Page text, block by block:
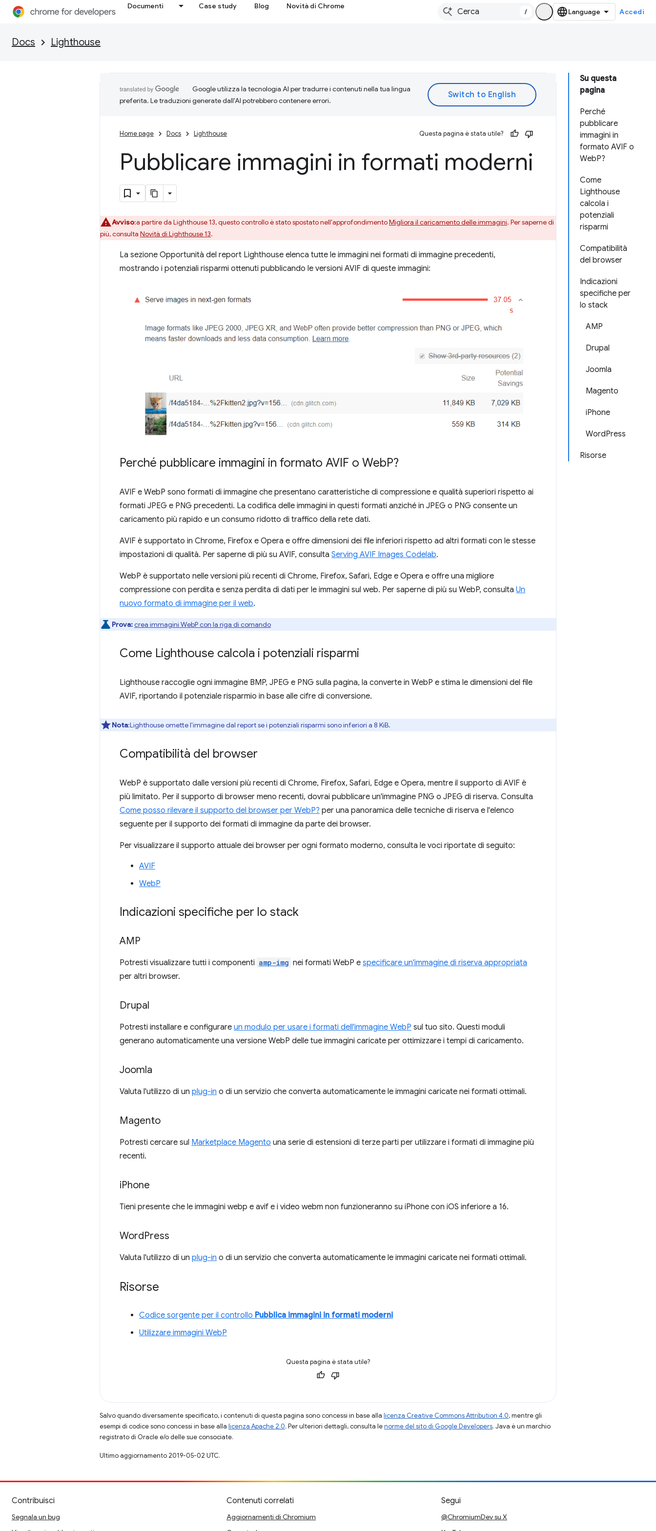
Documenti Case study Blog Novità di Chrome
/ Accedi
Docs Lighthouse
Su questa
pagina
Perché
pubblicare
immagini in
formato AVIF o
WebP?
Come
Lighthouse
calcola i
potenziali
risparmi
Compatibilità
del browser
Indicazioni
specifiche per
lo stack
AMP
Drupal
Joomla
Magento
iPhone
WordPress
Risorse
Google utilizza la tecnologia AI per tradurre i contenuti nella tua lingua
preferita. Le traduzioni generate dall'AI potrebbero contenere errori.
Home page Docs Lighthouse Questa pagina è stata utile?
Pubblicare immagini in formati moderni
Avviso:a partire da Lighthouse 13, questo controllo è stato spostato nell'approfondimentoMigliora il caricamento delle immagini. Per saperne di
più, consulta Novità di Lighthouse 13.
La sezione Opportunità del report Lighthouse elenca tutte le immagini nei formati di immagine precedenti,
mostrando i potenziali risparmi ottenuti pubblicando le versioni AVIF di queste immagini:
Perché pubblicare immagini in formato AVIF o WebP?
AVIF e WebP sono formati di immagine che presentano caratteristiche di compressione e qualità superiori rispetto ai
formati JPEG e PNG precedenti. La codifica delle immagini in questi formati anziché in JPEG o PNG consente un
caricamento più rapido e un consumo ridotto di traffico della rete dati.
AVIF è supportato in Chrome, Firefox e Opera e offre dimensioni dei file inferiori rispetto ad altri formati con le stesse
impostazioni di qualità. Per saperne di più su AVIF, consulta Serving AVIF Images Codelab.
WebP è supportato nelle versioni più recenti di Chrome, Firefox, Safari, Edge e Opera e offre una migliore
compressione con perdita e senza perdita di dati per le immagini sul web. Per saperne di più su WebP, consulta Un
nuovo formato di immagine per il web.
Prova:crea immagini WebP con la riga di comando
Come Lighthouse calcola i potenziali risparmi
Lighthouse raccoglie ogni immagine BMP, JPEG e PNG sulla pagina, la converte in WebP e stima le dimensioni del file
AVIF, riportando il potenziale risparmio in base alle cifre di conversione.
Nota:Lighthouse omette l'immagine dal report se i potenziali risparmi sono inferiori a 8 KiB.
Compatibilità del browser
WebP è supportato dalle versioni più recenti di Chrome, Firefox, Safari, Edge e Opera, mentre il supporto di AVIF è
più limitato. Per il supporto di browser meno recenti, dovrai pubblicare un'immagine PNG o JPEG di riserva. Consulta
Come posso rilevare il supporto del browser per WebP? per una panoramica delle tecniche di riserva e l'elenco
seguente per il supporto dei formati di immagine da parte dei browser.
Per visualizzare il supporto attuale dei browser per ogni formato moderno, consulta le voci riportate di seguito:
AVIF
WebP
Indicazioni specifiche per lo stack
AMP
Potresti visualizzare tutti i componenti amp-img nei formati WebP e specificare un'immagine di riserva appropriata
per altri browser.
Drupal
Potresti installare e configurare un modulo per usare i formati dell'immagine WebP sul tuo sito. Questi moduli
generano automaticamente una versione WebP delle tue immagini caricate per ottimizzare i tempi di caricamento.
Joomla
Valuta l'utilizzo di un plug-in o di un servizio che converta automaticamente le immagini caricate nei formati ottimali.
Magento
Potresti cercare sul Marketplace Magento una serie di estensioni di terze parti per utilizzare i formati di immagine più
recenti.
iPhone
Tieni presente che le immagini webp e avif e i video webm non funzioneranno su iPhone con iOS inferiore a 16.
WordPress
Valuta l'utilizzo di un plug-in o di un servizio che converta automaticamente le immagini caricate nei formati ottimali.
Risorse
Codice sorgente per il controllo Pubblica immagini in formati moderni
Utilizzare immagini WebP
Questa pagina è stata utile?
Salvo quando diversamente specificato, i contenuti di questa pagina sono concessi in base alla licenza Creative Commons Attribution 4.0, mentre gli
esempi di codice sono concessi in base alla licenza Apache 2.0. Per ulteriori dettagli, consulta lenorme del sito di Google Developers. Java è un marchio
registrato di Oracle e/o delle sue consociate.
Ultimo aggiornamento 2019-05-02 UTC.
Contribuisci
Segnala un bug
Contenuti correlati
Aggiornamenti di Chromium
Segui
@ChromiumDev su X